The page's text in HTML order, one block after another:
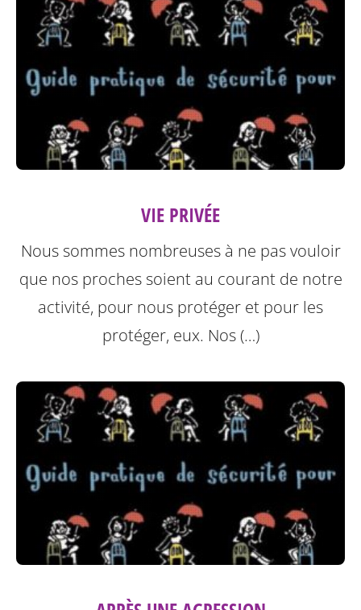
VIE PRIVÉE
Nous sommes nombreuses à ne pas vouloir
que nos proches soient au courant de notre
activité, pour nous protéger et pour les
protéger, eux. Nos (…)